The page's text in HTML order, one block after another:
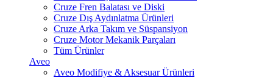
Cruze Fren Balatası ve Diski
Cruze Dış Aydınlatma Ürünleri
Cruze Arka Takım ve Süspansiyon
Cruze Motor Mekanik Parçaları
Tüm Ürünler
Aveo
Aveo Modifiye & Aksesuar Ürünleri